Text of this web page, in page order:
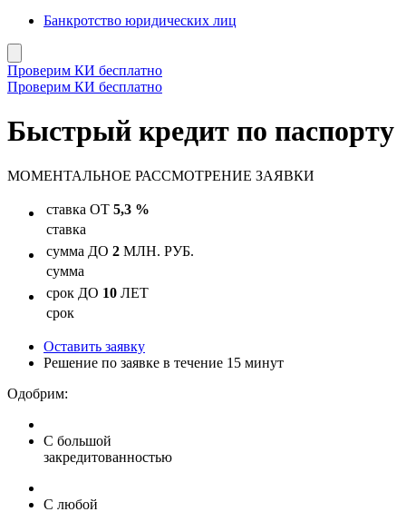
Банкротство юридических лиц
Проверим КИ бесплатно
Проверим КИ бесплатно
Быстрый кредит по паспорту
МОМЕНТАЛЬНОЕ РАССМОТРЕНИЕ ЗАЯВКИ
ставка ОТ 5,3 %
ставка
сумма ДО 2 МЛН. РУБ.
сумма
срок ДО 10 ЛЕТ
срок
Оставить заявку
Решение по заявке в течение 15 минут
Одобрим:
С большой
закредитованностью
С любой